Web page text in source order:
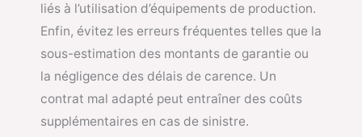
liés à l’utilisation d’équipements de production.
Enfin, évitez les erreurs fréquentes telles que la
sous-estimation des montants de garantie ou
la négligence des délais de carence. Un
contrat mal adapté peut entraîner des coûts
supplémentaires en cas de sinistre.